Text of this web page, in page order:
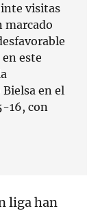
visitas
marcado
este
en el
16, con
liga han